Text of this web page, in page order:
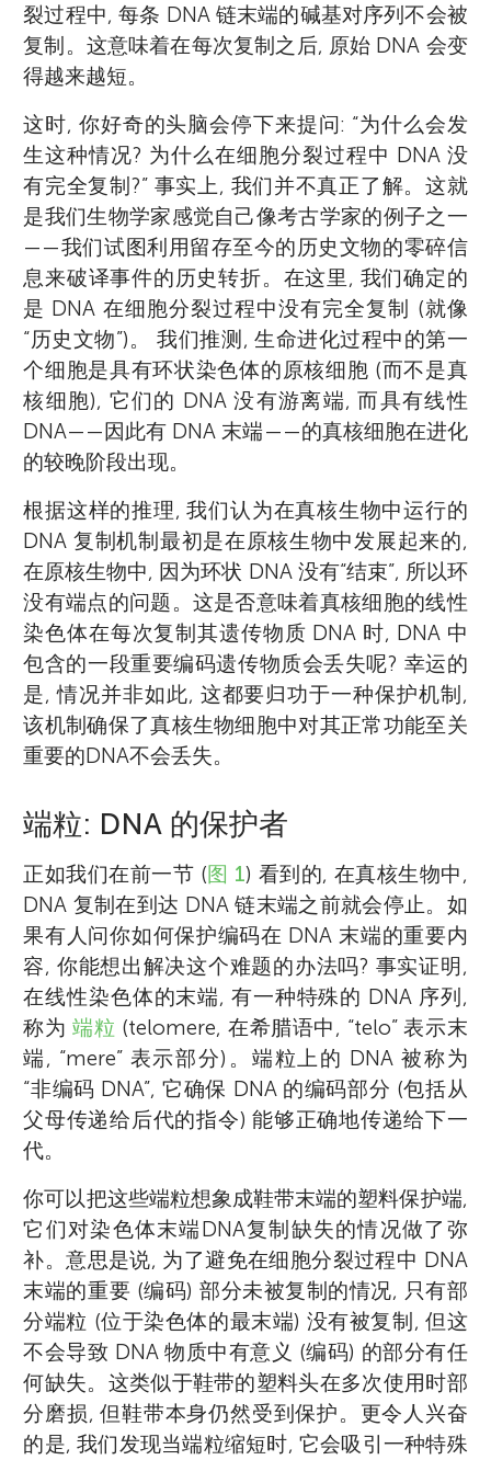
裂过程中, 每条 DNA 链末端的碱基对序列不会被
复制。这意味着在每次复制之后, 原始 DNA 会变
得越来越短。
这时, 你好奇的头脑会停下来提问: “为什么会发
生这种情况? 为什么在细胞分裂过程中 DNA 没
有完全复制?” 事实上, 我们并不真正了解。这就
是我们生物学家感觉自己像考古学家的例子之一
——我们试图利用留存至今的历史文物的零碎信
息来破译事件的历史转折。在这里, 我们确定的
是 DNA 在细胞分裂过程中没有完全复制 (就像
“历史文物”)。 我们推测, 生命进化过程中的第一
个细胞是具有环状染色体的原核细胞 (而不是真
核细胞), 它们的 DNA 没有游离端, 而具有线性
DNA——因此有 DNA 末端——的真核细胞在进化
的较晚阶段出现。
根据这样的推理, 我们认为在真核生物中运行的
DNA 复制机制最初是在原核生物中发展起来的,
在原核生物中, 因为环状 DNA 没有“结束”, 所以环
没有端点的问题。这是否意味着真核细胞的线性
染色体在每次复制其遗传物质 DNA 时, DNA 中
包含的一段重要编码遗传物质会丢失呢? 幸运的
是, 情况并非如此, 这都要归功于一种保护机制,
该机制确保了真核生物细胞中对其正常功能至关
重要的DNA不会丢失。
端粒: DNA 的保护者
正如我们在前一节 (图 1) 看到的, 在真核生物中,
DNA 复制在到达 DNA 链末端之前就会停止。如
果有人问你如何保护编码在 DNA 末端的重要内
容, 你能想出解决这个难题的办法吗? 事实证明,
在线性染色体的末端, 有一种特殊的 DNA 序列,
称为端粒 (telomere, 在希腊语中, “telo” 表示末
端, “mere” 表示部分)。端粒上的 DNA 被称为
“非编码 DNA”, 它确保 DNA 的编码部分 (包括从
父母传递给后代的指令) 能够正确地传递给下一
代。
你可以把这些端粒想象成鞋带末端的塑料保护端,
它们对染色体末端DNA复制缺失的情况做了弥
补。意思是说, 为了避免在细胞分裂过程中 DNA
末端的重要 (编码) 部分未被复制的情况, 只有部
分端粒 (位于染色体的最末端) 没有被复制, 但这
不会导致 DNA 物质中有意义 (编码) 的部分有任
何缺失。这类似于鞋带的塑料头在多次使用时部
分磨损, 但鞋带本身仍然受到保护。更令人兴奋
的是, 我们发现当端粒缩短时, 它会吸引一种特殊